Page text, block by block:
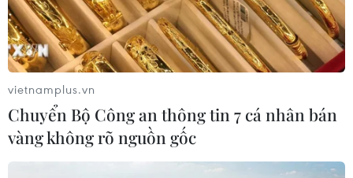
Ngôn ngữ
TTXVN
Dịch vụ tin
Quảng cáo
Liên hệ
Giấy phép số: 1374/GP-BTTTT do Bộ Thông tin và Truyền thông
vietnamplus.vn
Chuyển Bộ Công an thông tin 7 cá nhân bán
vàng không rõ nguồn gốc